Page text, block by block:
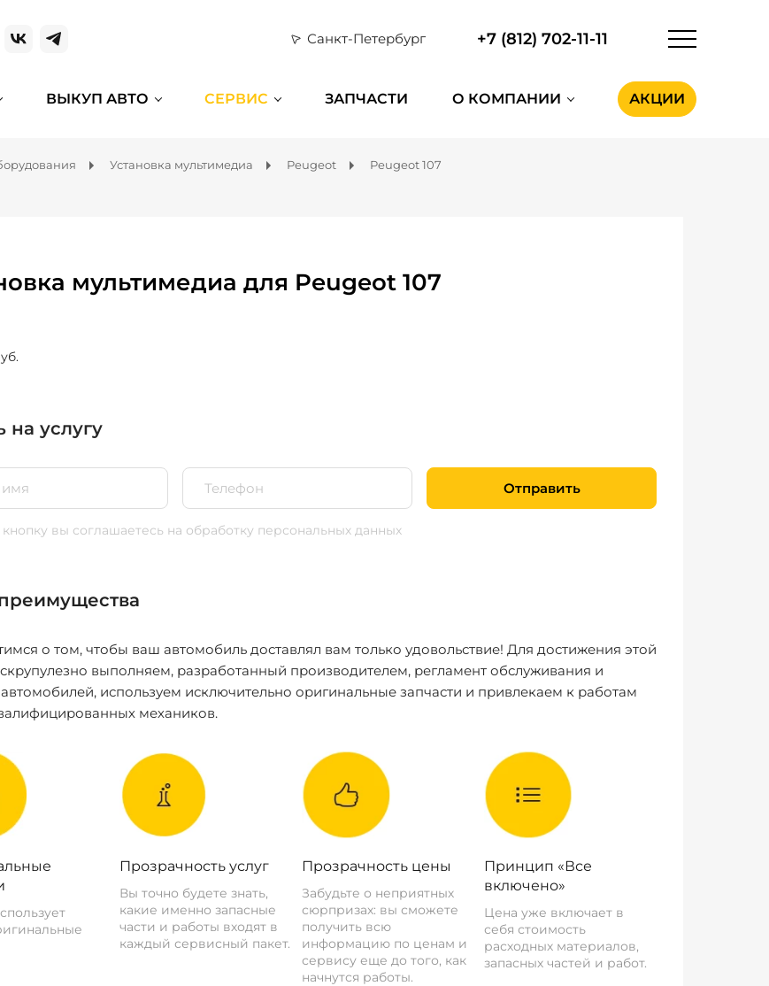
Санкт-Петербург +7 (812) 702-11-11
ВЫКУП АВТО СЕРВИС ЗАПЧАСТИ О КОМПАНИИ АКЦИИ
Установка мультимедиа Peugeot Peugeot 107
мультимедиа для Peugeot 107
на услугу
Отправить
вы соглашаетесь на обработку персональных данных
о том, чтобы ваш автомобиль доставлял вам только удовольствие! Для достижения этой
выполняем, разработанный производителем, регламент обслуживания и
используем исключительно оригинальные запчасти и привлекаем к работам
механиков.
Прозрачность услуг
Вы точно будете знать,
какие именно запасные
части и работы входят в
каждый сервисный пакет.
Прозрачность цены
Забудьте о неприятных
сюрпризах: вы сможете
получить всю
информацию по ценам и
сервису еще до того, как
начнутся работы.
Принцип «Все
включено»
Цена уже включает в
себя стоимость
расходных материалов,
запасных частей и работ.